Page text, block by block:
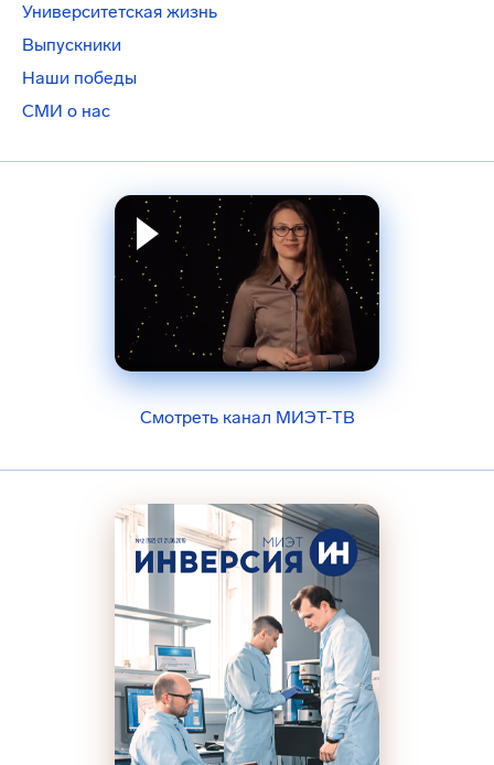
Университетская жизнь
Выпускники
Наши победы
СМИ о нас
Смотреть канал МИЭТ-ТВ